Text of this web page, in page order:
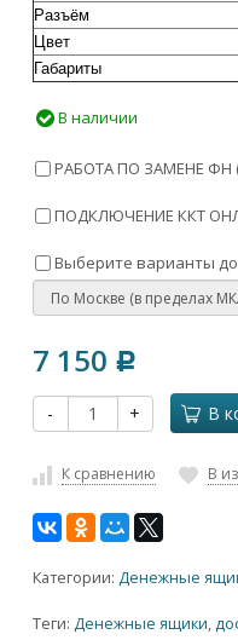
Разъём
Цвет
Габариты
В наличии
РАБОТА ПО ЗАМЕНЕ ФН
ПОДКЛЮЧЕНИЕ ККТ
Выберите варианты
7 150 Р
- + В
К сравнению В
Категории: Денежные
Теги: Денежные ящики,